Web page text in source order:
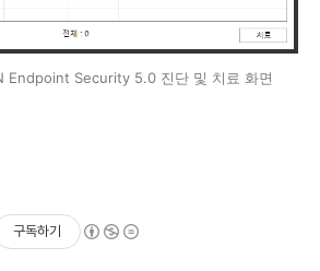
Endpoint Security 5.0 진단 및 치료 화면
구독하기